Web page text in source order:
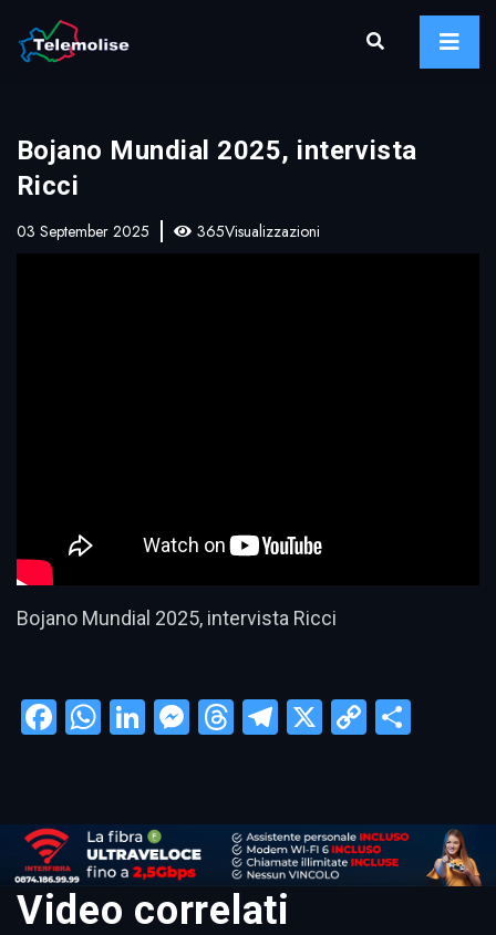
Bojano Mundial 2025, intervista
Ricci
03 September 2025 365Visualizzazioni
Bojano Mundial 2025, intervista Ricci
Facebook
WhatsApp
LinkedIn
Messenger
Threads
Telegram
X
Copy
Video correlati